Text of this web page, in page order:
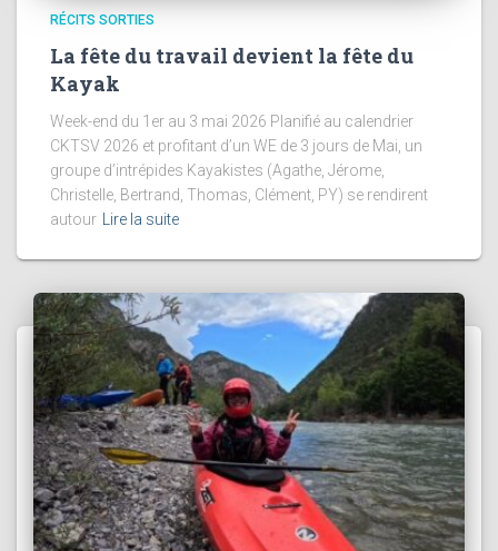
RÉCITS SORTIES
La fête du travail devient la fête du
Kayak
Week-end du 1er au 3 mai 2026 Planifié au calendrier
CKTSV 2026 et profitant d’un WE de 3 jours de Mai, un
groupe d’intrépides Kayakistes (Agathe, Jérome,
Christelle, Bertrand, Thomas, Clément, PY) se rendirent
autour Lire la suite